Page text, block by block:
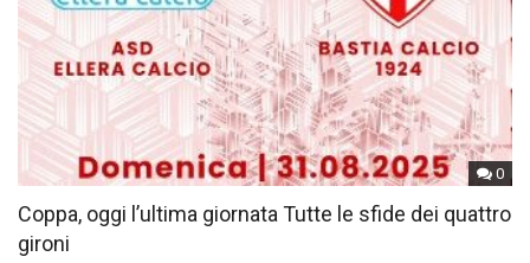
0
Coppa, oggi l’ultima giornata Tutte le sfide dei quattro
gironi